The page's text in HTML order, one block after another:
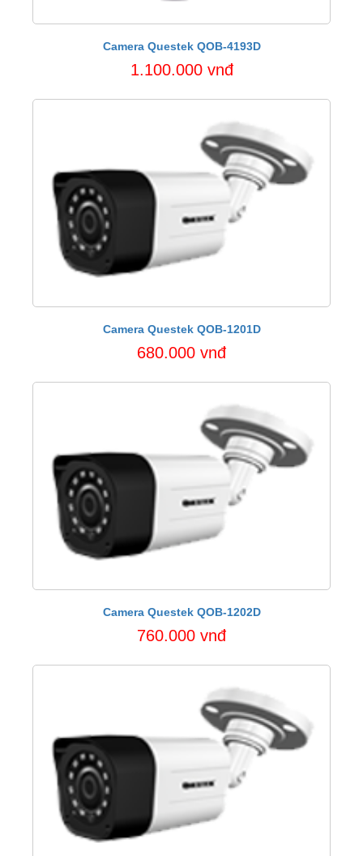
Camera Questek QOB-4193D
1.100.000 vnđ
Camera Questek QOB-1201D
680.000 vnđ
Camera Questek QOB-1202D
760.000 vnđ